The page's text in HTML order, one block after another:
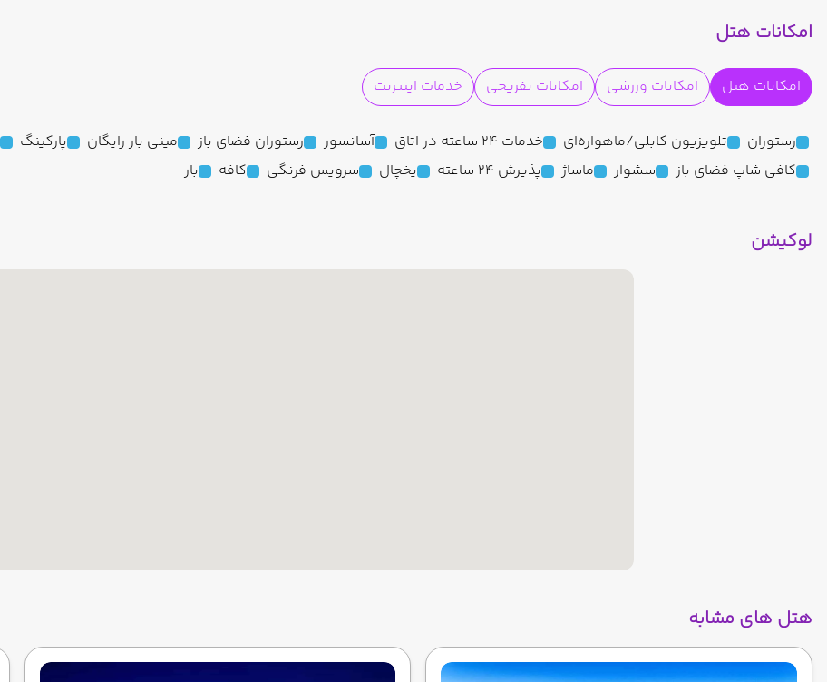
امکانات هتل
امکانات هتل امکانات ورزشی امکانات تفریحی خدمات اینترنت
رستوران تلویزیون کابلی/ماهواره‌ای خدمات 24 ساعته در اتاق آسانسور رستوران فضای باز مینی بار رایگان پارکینگ
کافی شاپ فضای باز
سشوار ماساژ پذیرش 24 ساعته یخچال سرویس فرنگی کافه بار
لوکیشن
هتل های مشابه